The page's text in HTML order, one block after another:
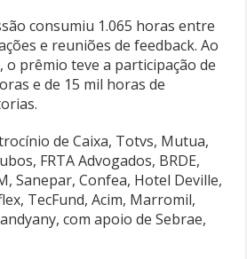
consumiu 1.065 horas entre
e reuniões de feedback. Ao
o prêmio teve a participação de
e de 15 mil horas de
de Caixa, Totvs, Mutua,
FRTA Advogados, BRDE,
Sanepar, Confea, Hotel Deville,
TecFund, Acim, Marromil,
com apoio de Sebrae,